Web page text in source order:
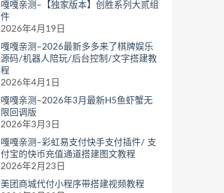
嘎嘎亲测–【独家版本】创胜系列大贰组
件
2026年4月19日
嘎嘎亲测–2026最新多多来了棋牌娱乐
源码/机器人陪玩/后台控制/文字搭建教
程
2026年4月1日
嘎嘎亲测–2026年3月最新H5鱼虾蟹无
限回调版
2026年3月3日
嘎嘎亲测–彩虹易支付快手支付插件/ 支
付宝的快币充值通道搭建图文教程
2026年2月23日
美团商城代付小程序带搭建视频教程